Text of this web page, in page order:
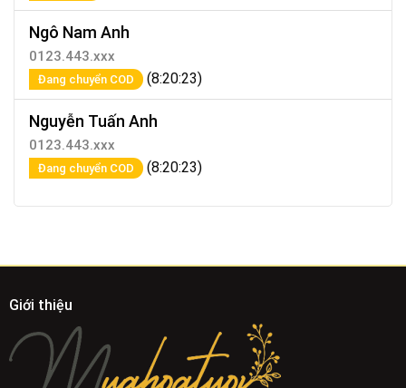
Ngô Nam Anh
0123.443.xxx
Đang chuyển COD (8:20:23)
Nguyễn Tuấn Anh
0123.443.xxx
Đang chuyển COD (8:20:23)
Giới thiệu